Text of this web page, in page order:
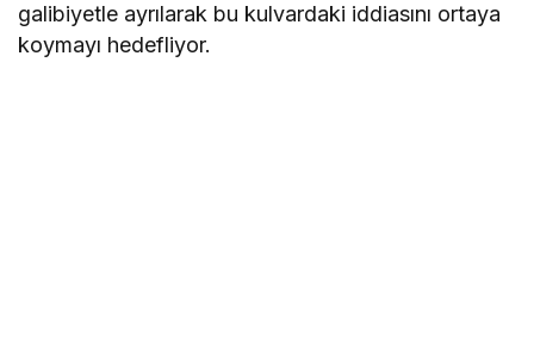
galibiyetle ayrılarak bu kulvardaki iddiasını ortaya
koymayı hedefliyor.